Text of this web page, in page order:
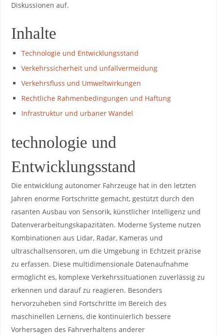
Diskussionen⁤ auf.
Inhalte
Technologie und Entwicklungsstand
Verkehrssicherheit und unfallvermeidung
Verkehrsfluss und Umweltwirkungen
Rechtliche‍ Rahmenbedingungen und Haftung
Infrastruktur und urbaner Wandel
technologie und
Entwicklungsstand
Die entwicklung​ autonomer Fahrzeuge hat in den letzten
Jahren enorme Fortschritte gemacht, gestützt durch den
rasanten Ausbau von Sensorik,​ künstlicher Intelligenz und
Datenverarbeitungskapazitäten. Moderne⁣ Systeme nutzen
Kombinationen aus Lidar, Radar, Kameras​ und
ultraschallsensoren, um die Umgebung in Echtzeit präzise
zu erfassen. Diese​ multidimensionale ⁢Datenaufnahme
ermöglicht es, komplexe Verkehrssituationen zuverlässig zu
erkennen und darauf zu reagieren.​ Besonders ​
hervorzuheben ​sind Fortschritte im Bereich des
maschinellen⁤ Lernens, die kontinuierlich bessere
Vorhersagen des Fahrverhaltens‍ anderer